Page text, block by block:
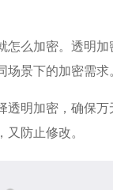
么加密。透明
景下的加密需求
明加密，确保
防止修改。